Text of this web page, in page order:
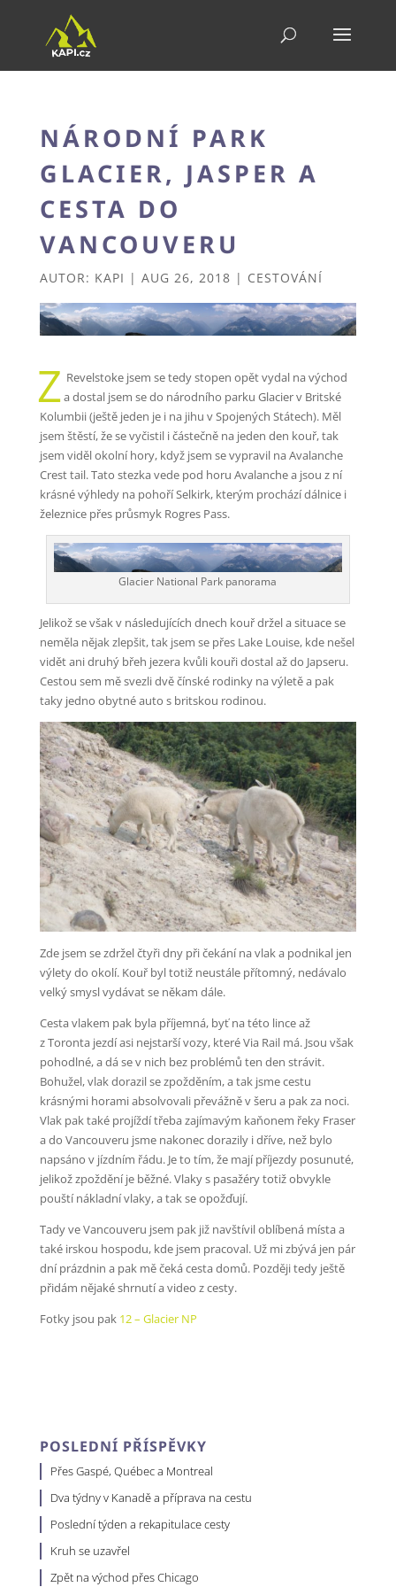
NÁRODNÍ PARK
GLACIER, JASPER A
CESTA DO
VANCOUVERU
AUTOR: KAPI | AUG 26, 2018 | CESTOVÁNÍ
Z Revelstoke jsem se tedy stopen opět vydal na východ
a dostal jsem se do národního parku Glacier v Britské
Kolumbii (ještě jeden je i na jihu v Spojených Státech). Měl
jsem štěstí, že se vyčistil i částečně na jeden den kouř, tak
jsem viděl okolní hory, když jsem se vypravil na Avalanche
Crest tail. Tato stezka vede pod horu Avalanche a jsou z ní
krásné výhledy na pohoří Selkirk, kterým prochází dálnice i
železnice přes průsmyk Rogres Pass.
Glacier National Park panorama
Jelikož se však v následujících dnech kouř držel a situace se
neměla nějak zlepšit, tak jsem se přes Lake Louise, kde nešel
vidět ani druhý břeh jezera kvůli kouři dostal až do Japseru.
Cestou sem mě svezli dvě čínské rodinky na výletě a pak
taky jedno obytné auto s britskou rodinou.
Zde jsem se zdržel čtyři dny při čekání na vlak a podnikal jen
výlety do okolí. Kouř byl totiž neustále přítomný, nedávalo
velký smysl vydávat se někam dále.
Cesta vlakem pak byla příjemná, byť na této lince až
z Toronta jezdí asi nejstarší vozy, které Via Rail má. Jsou však
pohodlné, a dá se v nich bez problémů ten den strávit.
Bohužel, vlak dorazil se zpožděním, a tak jsme cestu
krásnými horami absolvovali převážně v šeru a pak za noci.
Vlak pak také projíždí třeba zajímavým kaňonem řeky Fraser
a do Vancouveru jsme nakonec dorazily i dříve, než bylo
napsáno v jízdním řádu. Je to tím, že mají příjezdy posunuté,
jelikož zpoždění je běžné. Vlaky s pasažéry totiž obvykle
pouští nákladní vlaky, a tak se opožďují.
Tady ve Vancouveru jsem pak již navštívil oblíbená místa a
také irskou hospodu, kde jsem pracoval. Už mi zbývá jen pár
dní prázdnin a pak mě čeká cesta domů. Později tedy ještě
přidám nějaké shrnutí a video z cesty.
Fotky jsou pak 12 – Glacier NP
POSLEDNÍ PŘÍSPĚVKY
Přes Gaspé, Québec a Montreal
Dva týdny v Kanadě a příprava na cestu
Poslední týden a rekapitulace cesty
Kruh se uzavřel
Zpět na východ přes Chicago